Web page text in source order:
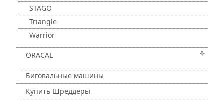
STAGO
Triangle
Warrior
ORACAL
Биговальные машины
Купить Шреддеры